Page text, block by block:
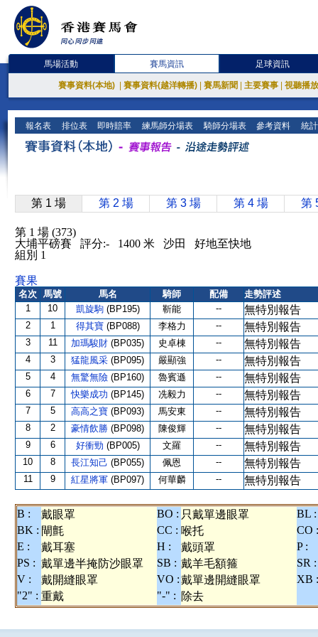
馬場活動 賽馬資訊 足球資訊
賽事資料(本地) 賽事資料(越洋轉播) 賽馬新聞 主要賽事 視聽播
報名表 排位表 即時賠率 練馬師分場表 騎師分場表 參考資料 統
第 1 場 第 2 場 第 3 場 第 4 場 第
第 1 場 (373)
大埔平磅賽 評分:- 1400 米 沙田 好地至快地
組別 1
賽果
名次 馬號 馬名 騎師 配備
走勢評述
1
10 凱旋駒 (BP195) 靳能 -- 無特別報告
2 1 得其寶 (BP088) 李格力 -- 無特別報告
3 11 加瑪駿財 (BP035) 史卓棟 -- 無特別報告
4 3 猛龍風采 (BP095) 嚴顯強 -- 無特別報告
5 4 無驚無險 (BP160) 魯賓遜 -- 無特別報告
6 7 快樂成功 (BP145) 冼毅力 -- 無特別報告
7 5 高高之寶 (BP093) 馬安東 -- 無特別報告
8 2 豪情飲勝 (BP098) 陳俊輝 -- 無特別報告
9 6 好衝勁 (BP005) 文羅 -- 無特別報告
10 8 長江知己 (BP055) 佩恩 -- 無特別報告
11 9 紅星將軍 (BP097) 何華麟 -- 無特別報告
B : 戴眼罩 BO : 只戴單邊眼罩
BL :
BK : 閘氈 CC : 喉托
CO :
E :
戴耳塞 H : 戴頭罩
P :
PS : 戴單邊半掩防沙眼罩 SB : 戴羊毛額箍
SR :
V :
戴開縫眼罩 VO :戴單邊開縫眼罩
XB :
"2" : 重戴 "-" : 除去